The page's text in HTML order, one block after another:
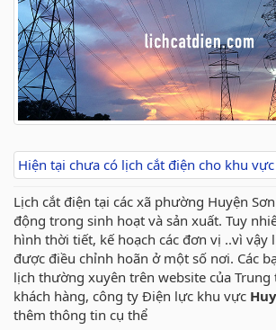
Hiện tại chưa có lịch cắt điện cho khu
Lịch cắt điện tại các xã phường Huyện
động trong sinh hoạt và sản xuất. Tuy
hình thời tiết, kế hoạch các đơn vị ..vì vậy
được điều chỉnh hoãn ở một số nơi. Các
lịch thường xuyên trên website của Trung
khách hàng, công ty Điện lực khu vực
thêm thông tin cụ thể